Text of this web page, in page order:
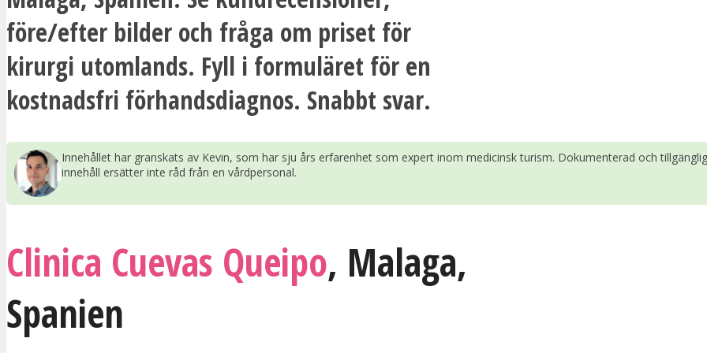
före/efter bilder och fråga om priset för
kirurgi utomlands. Fyll i formuläret för en
kostnadsfri förhandsdiagnos. Snabbt svar.
Innehållet har granskats av Kevin, som har sju års erfarenhet som expert inom medicinsk turism. Dokumenterad och
innehåll ersätter inte råd från en vårdpersonal.
Clinica Cuevas Queipo, Malaga,
Spanien